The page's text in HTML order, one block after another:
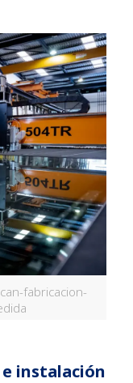
fabricacion-
instalación